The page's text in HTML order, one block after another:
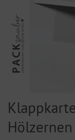
Hölzernen